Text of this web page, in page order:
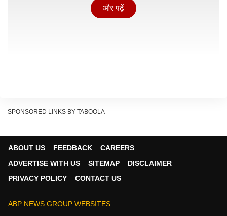
उनमें स्ट्रेस और बीमारियां जल्दी घर कर लेती हैं. अगर आप भी
और पढ़ें
SPONSORED LINKS BY TABOOLA
ABOUT US FEEDBACK
CAREERS
ADVERTISE WITH US
SITEMAP
DISCLAIMER
PRIVACY POLICY
CONTACT US
ABP NEWS GROUP WEBSITES